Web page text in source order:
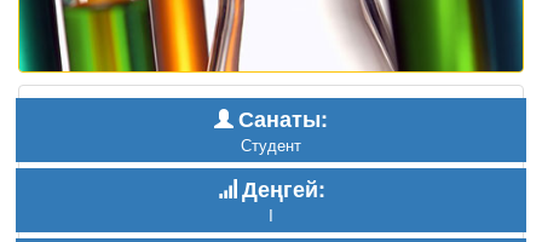
Санаты:
Студент
Деңгей:
I